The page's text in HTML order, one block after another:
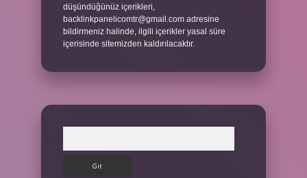
düşündüğünüz içerikleri,
backlinkpanelicomtr@gmail.com adresine
bildirmeniz halinde, ilgili içerikler yasal süre
içerisinde sitemizden kaldırılacaktır.